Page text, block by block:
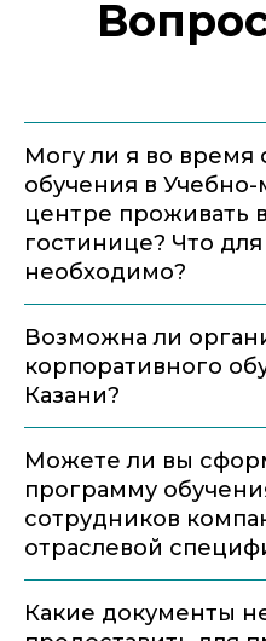
Могу ли я во время
обучения в
центре проживать
гостинице? Что для
необходимо?
Возможна ли
корпоративного
Казани?
Можете ли вы
программу
сотрудников
отраслевой
Какие документы